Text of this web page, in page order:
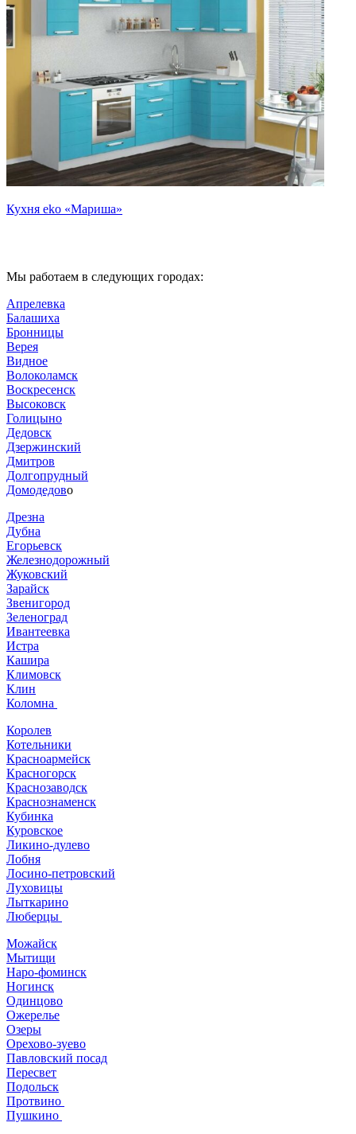
Кухня eko «Мариша»
Мы работаем в следующих городах:
Апрелевка
Балашиха
Бронницы
Верея
Видное
Волоколамск
Воскресенск
Высоковск
Голицыно
Дедовск
Дзержинский
Дмитров
Долгопрудный
Домодедово
Дрезна
Дубна
Егорьевск
Железнодорожный
Жуковский
Зарайск
Звенигород
Зеленоград
Ивантеевка
Истра
Кашира
Климовск
Клин
Коломна
Королев
Котельники
Красноармейск
Красногорск
Краснозаводск
Краснознаменск
Кубинка
Куровское
Ликино-дулево
Лобня
Лосино-петровский
Луховицы
Лыткарино
Люберцы
Можайск
Мытищи
Наро-фоминск
Ногинск
Одинцово
Ожерелье
Озеры
Орехово-зуево
Павловский посад
Пересвет
Подольск
Протвино
Пушкино